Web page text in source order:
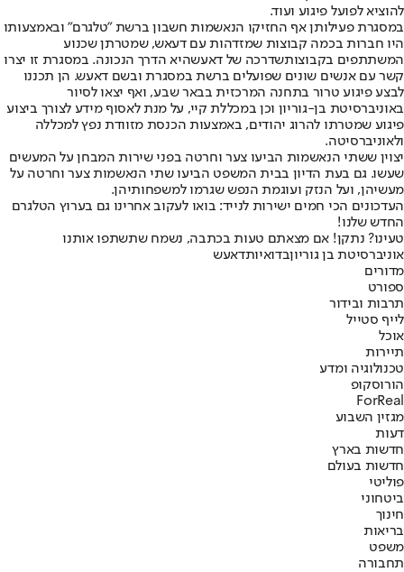
להוציא לפועל פיגוע ועוד.
במסגרת פעילותן אף החזיקו הנאשמות חשבון ברשת "טלגרם" ובאמצעותו
היו חברות בכמה קבוצות שמזדהות עם דעאש, שמטרתן שכנוע
המשתתפים בקבוצותשדרכה של דאעשהיא הדרך הנכונה. במסגרת זו יצרו
קשר עם אנשים שונים שפועלים ברשת במסגרת ובשם דאעש. הן תכננו
לבצע פיגוע טרור בתחנה המרכזית בבאר שבע, ואף יצאו לסיור
באוניברסיטת בן-גוריון וכן במכללת קיי, על מנת לאסוף מידע לצורך ביצוע
פיגוע שמטרתו להרוג יהודים, באמצעות הכנסת מזוודת נפץ למכללה
ולאוניברסיטה.
יצוין ששתי הנאשמות הביעו צער וחרטה בפני שירות המבחן על המעשים
שעשו. גם בעת הדיון בבית המשפט הביעו שתי הנאשמות צער וחרטה על
מעשיהן, ועל הנזק ועוגמת הנפש שגרמו למשפחותיהן.
העדכונים הכי חמים ישירות לנייד: בואו לעקוב אחרינו גם בערוץ הטלגרם
החדש שלנו!
טעינו? נתקן! אם מצאתם טעות בכתבה, נשמח שתשתפו אותנו
אוניברסיטת בן גוריוןבדואיותדאעש
מדורים
ספורט
תרבות ובידור
לייף סטייל
אוכל
תיירות
טכנולוגיה ומדע
הורוסקופ
ForReal
מגזין השבוע
דעות
חדשות בארץ
חדשות בעולם
פוליטי
ביטחוני
חינוך
בריאות
משפט
תחבורה